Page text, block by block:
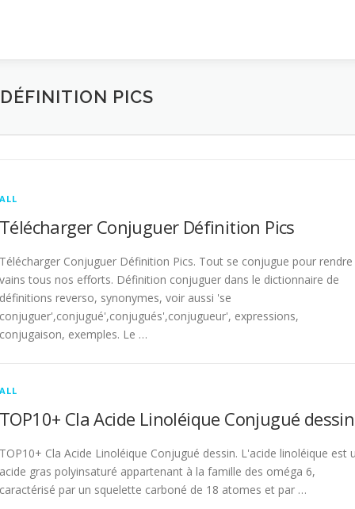
PICS
ALL
Télécharger Conjuguer Définition Pics
Télécharger Conjuguer Définition Pics. Tout se conjugue pour rendre
vains tous nos efforts. Définition conjuguer dans le dictionnaire de
définitions reverso, synonymes, voir aussi 'se
conjuguer',conjugué',conjugués',conjugueur', expressions,
conjugaison, exemples. Le …
ALL
TOP10+ Cla Acide Linoléique Conjugué dessin
TOP10+ Cla Acide Linoléique Conjugué dessin. L'acide linoléique est
acide gras polyinsaturé appartenant à la famille des oméga 6,
caractérisé par un squelette carboné de 18 atomes et par …